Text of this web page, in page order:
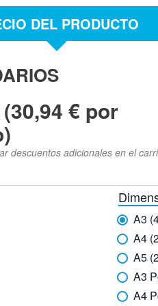
DEL PRODUCTO
€ por
descuentos adicionales en el
A3
A4
A5
A3
A4